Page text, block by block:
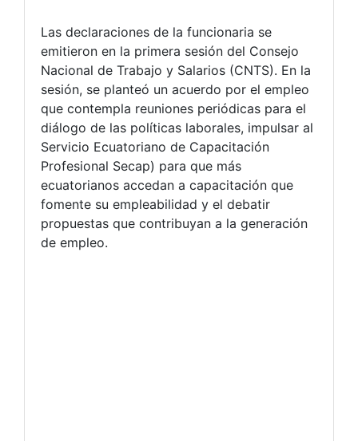
Las declaraciones de la funcionaria se
emitieron en la primera sesión del Consejo
Nacional de Trabajo y Salarios (CNTS). En la
sesión, se planteó un acuerdo por el empleo
que contempla reuniones periódicas para el
diálogo de las políticas laborales, impulsar al
Servicio Ecuatoriano de Capacitación
Profesional Secap) para que más
ecuatorianos accedan a capacitación que
fomente su empleabilidad y el debatir
propuestas que contribuyan a la generación
de empleo.